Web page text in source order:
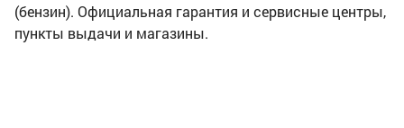
(бензин). Официальная гарантия и сервисные центры,
пункты выдачи и магазины.